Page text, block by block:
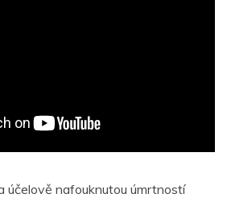
účelově nafouknutou úmrtností